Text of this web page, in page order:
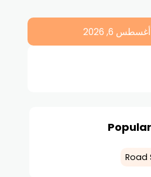
أغسطس 6, 2026
Road